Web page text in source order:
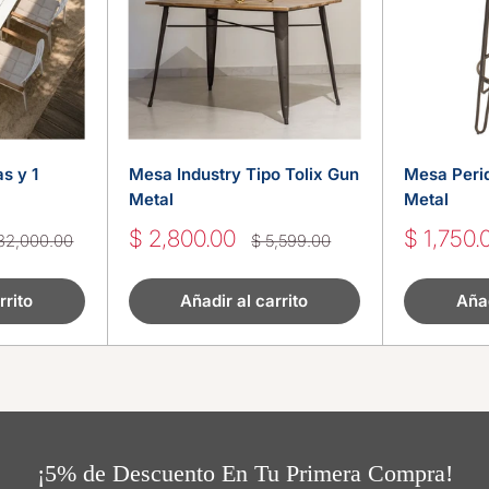
y 1
Mesa Industry Tipo Tolix Gun
Metal
Precio
venta
$ 2,800.00 Precio
habitual
$ 5,599.00
Añadir al carrito
Mesa
Metal
Precio
venta
$
¡5% de Descuento En Tu Primera Compra!